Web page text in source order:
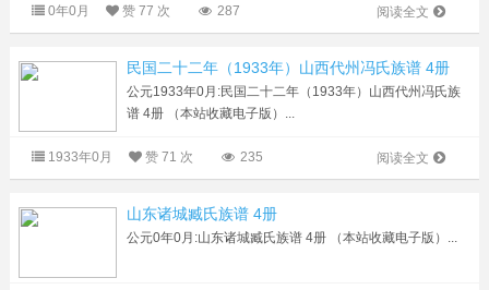
阅读全文
0年0月 赞77 次 287
民国二十二年（1933年）山西代州冯氏族谱 4册
公元1933年0月:民国二十二年（1933年）山西代州冯氏族
谱 4册 （本站收藏电子版）...
阅读全文
1933年0月 赞71 次 235
山东诸城臧氏族谱 4册
公元0年0月:山东诸城臧氏族谱 4册 （本站收藏电子版）...